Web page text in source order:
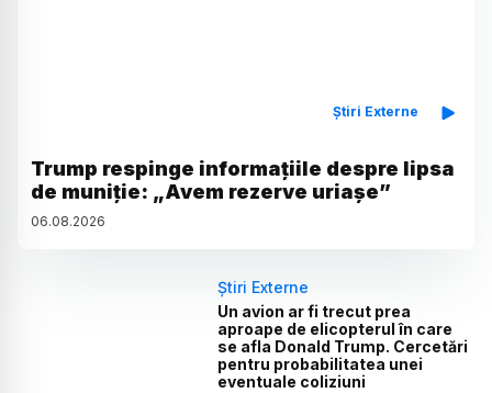
Știri Externe
Trump respinge informațiile despre lipsa
de muniție: „Avem rezerve uriașe”
06.08.2026
Știri Externe
Un avion ar fi trecut prea
aproape de elicopterul în care
se afla Donald Trump. Cercetări
pentru probabilitatea unei
eventuale coliziuni